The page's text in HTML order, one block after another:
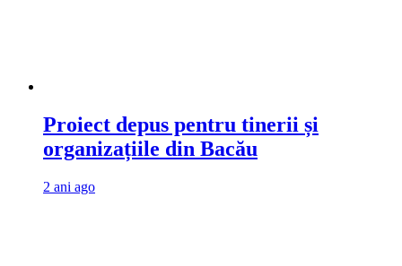
Proiect depus pentru tinerii și
organizațiile din Bacău
2 ani ago